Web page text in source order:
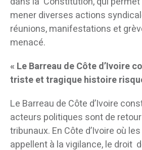
mener diverses actions
réunions, manifestations et
menacé.
« Le Barreau de Côte d’Ivoire
triste et tragique histoire
Le Barreau de Côte d’Ivoire
acteurs politiques sont de
tribunaux. En Côte d’Ivoire où
appellent à la vigilance, le droit